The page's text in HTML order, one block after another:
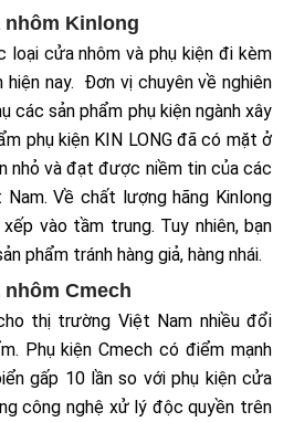
nhôm Kinlong
loại cửa nhôm và phụ kiện đi kèm
nay. Đơn vị chuyên về nghiên
các sản phẩm phụ kiện ngành xây
phụ kiện KIN LONG đã có mặt ở
nhỏ và đạt được niềm tin của các
Về chất lượng hãng Kinlong
vào tầm trung. Tuy nhiên, bạn
phẩm tránh hàng giả, hàng nhái.
Cmech
thị trường Việt Nam nhiều đổi
Phụ kiện Cmech có điểm mạnh
gấp 10 lần so với phụ kiện cửa
công nghệ xử lý độc quyền trên